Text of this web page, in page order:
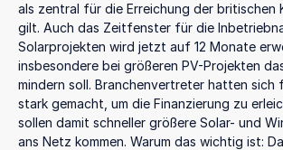
als zentral für die Erreichung der britischen
gilt. Auch das Zeitfenster für die
Solarprojekten wird jetzt auf 12 Monate
insbesondere bei größeren PV-Projekten
mindern soll. Branchenvertreter hatten sich
stark gemacht, um die Finanzierung zu
sollen damit schneller größere Solar- und
ans Netz kommen. Warum das wichtig ist: